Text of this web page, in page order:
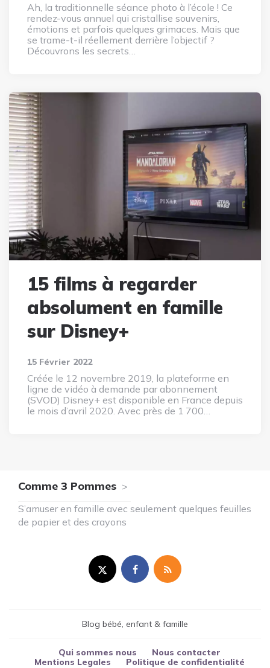
Ah, la traditionnelle séance photo à l’école ! Ce
rendez-vous annuel qui cristallise souvenirs,
émotions et parfois quelques grimaces. Mais que
se trame-t-il réellement derrière l’objectif ?
Découvrons les secrets…
15 films à regarder
absolument en famille
sur Disney+
15 Février 2022
Créée le 12 novembre 2019, la plateforme en
ligne de vidéo à demande par abonnement
(SVOD) Disney+ est disponible en France depuis
le mois d’avril 2020. Avec près de 1 700…
Comme 3 Pommes
S’amuser en famille avec seulement quelques feuilles
de papier et des crayons
Blog bébé, enfant & famille
Qui sommes nous
Nous contacter
Mentions Legales
Politique de confidentialité